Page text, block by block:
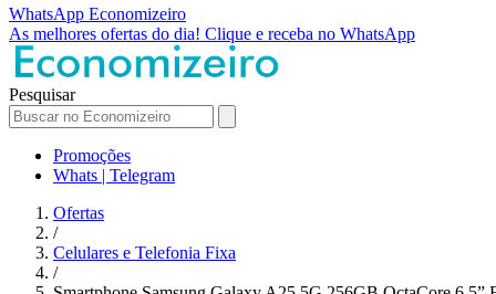
WhatsApp Economizeiro
As melhores ofertas do dia! Clique e receba no WhatsApp
Pesquisar
Promoções
Whats | Telegram
Ofertas
/
Celulares e Telefonia Fixa
/